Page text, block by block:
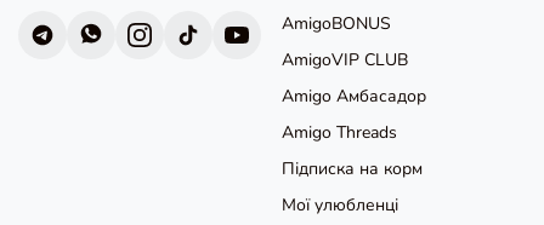
AmigoBONUS
AmigoVIP CLUB
Amigo Амбасадор
Amigo Threads
Підписка на корм
Мої улюбленці